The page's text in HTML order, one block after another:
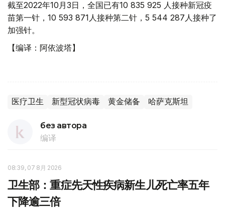
截至2022年10月3日，全国已有10 835 925 人接种新冠疫
苗第一针，10 593 871人接种第二针，5 544 287人接种了
加强针。
【编译：阿依波塔】
医疗卫生 新型冠状病毒 黄金储备 哈萨克斯坦
без автора
编译
08:39, 07 8月 2026
卫生部：重症先天性疾病新生儿死亡率五年
下降逾三倍